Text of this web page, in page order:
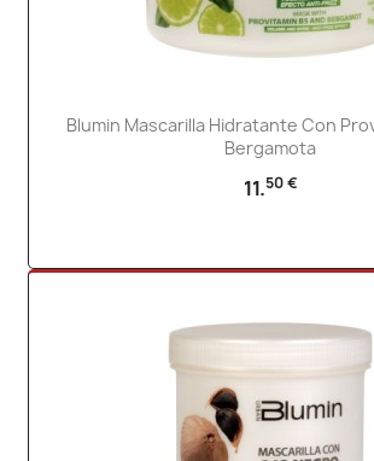
Blumin Mascarilla Hidratante Con
Bergamota
11.50 €